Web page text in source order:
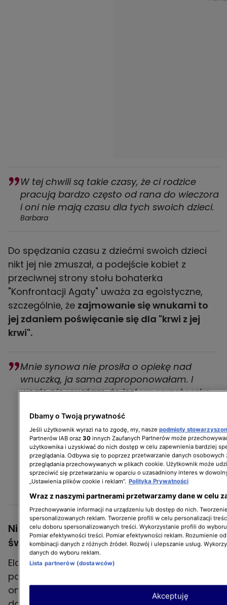
W tej chwili są takie czasy, że ci rodzice
pracują bardzo często od rana do wieczora
i oni nie mają czasu dla tych swoich dzieci.
Barbara
Do spędzania czasu z dziećmi swoich dzieci
nikt jej nie zmuszał, a podejście kobiet z
przeciwnej strony stołu bohaterka
"Konfrontacji Agaty" uważa za egoistyczne,
szczególnie, że zajmowanie się wnukami to
jej zdaniem poświęcanie się dla "krwi z jej
krwi".
Mnie synowa nie prosiła o opiekę nad
wnuczką, ja sama zaproponowałam. I
wcale nie uważam, że jestem sprzątaczką,
odwrotnie. Ja uważam, że to jest bezcenny
czas spędzony z moją wnuczką. Czas, który
przy moich dzieciach mi nieraz umknął. Ja
wiele etapów w życiu moich synów nie
miałam okazji doświadczyć, bo
pracowałam.
Barbara
Niezajmowanie się wnukami nie
świadczy o braku babcinej miłości
Ela i Renata, które do opieki nad wnukami nie
podchodzą entuzjastycznie, podkreśliły, że
one także - podobnie jak ich dzieci - chodzą
Dbamy o Twoją prywatność
Jeśli użytkownik wyrazi na to zgodę, my, nasze podmioty
Partnerów IAB oraz 30 innych Zaufanych Partnerów może
użytkownika i uzyskiwać do nich dostęp w celu zapewnienia bardziej
przeglądania. Odbywa się to poprzez przetwarzanie danych osobowych
przeglądania przechowywanych w plikach cookie. Użytkownik może
sprzeciwić się przetwarzaniu w oparciu o uzasadniony interes w
„Ustawienia plików cookie i reklam”. Polityka Prywatności
Wraz z naszymi partnerami przetwarzamy dane w celu
Przechowywanie informacji na urządzeniu lub dostęp do nich.
spersonalizowanych reklam. Tworzenie profili w celu personalizacji
celu doboru spersonalizowanych treści. Wykorzystanie profili do
Pomiar efektywności treści. Pomiar efektywności reklam. Rozumienie
kombinacji danych z różnych źródeł. Rozwój i ulepszanie usług.
danych do wyboru reklam.
Lista partnerów (dostawców)
Akceptuję